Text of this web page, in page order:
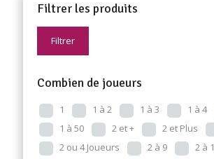
Filtrer les produits
Filtrer
Combien de joueurs
1 1 à 2 1 à 3 1 à 4
1 à 50
2 et + 2 et Plus
2 ou 4 Joueurs
2 à 9 2 à